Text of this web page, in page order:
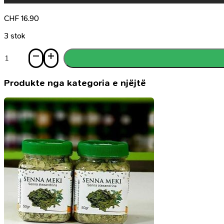
CHF 16.90
3 stok
Abdylhamidi
Sulltani
fundit
i
një
epoke
Produkte nga kategoria e njëjtë